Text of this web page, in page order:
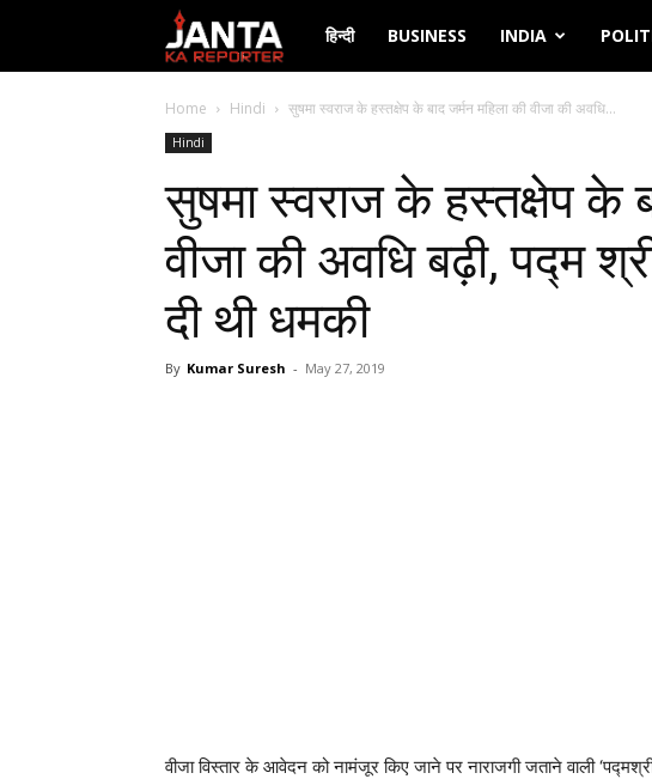
Janta
Ka
हिन्दी BUSINESS INDIA
Home Hindi सुषमा स्‍वराज के हस्‍तक्षेप के बाद जर्मन महिला की वीजा की अवधि...
Hindi
सुषमा स्‍वराज के हस्‍तक्षेप के
वीजा की अवधि बढ़ी, पद्म
दी थी धमकी
By Kumar Suresh - May 27, 2019
वीजा विस्तार के आवेदन को नामंजूर किए जाने पर नाराजगी जताने वाली